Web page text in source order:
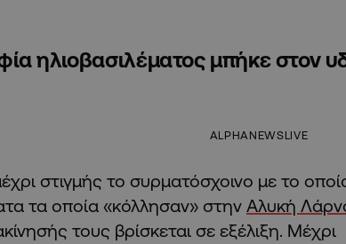
ηλιοβασιλέματος μπήκε στον
ALPHANEWSLIVE
στιγμής το συρματόσχοινο με το
τα οποία «κόλλησαν» στην Αλυκή
τους βρίσκεται σε εξέλιξη. Μέχρι